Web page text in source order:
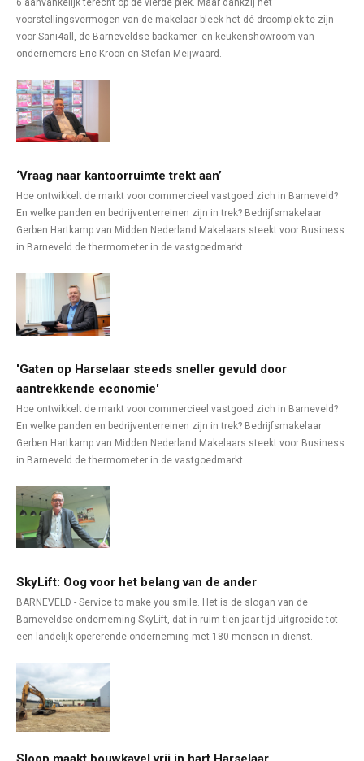
6 aanvankelijk terecht op de vierde plek. Maar dankzij het
voorstellingsvermogen van de makelaar bleek het dé droomplek te zijn
voor Sani4all, de Barneveldse badkamer- en keukenshowroom van
ondernemers Eric Kroon en Stefan Meijwaard.
‘Vraag naar kantoorruimte trekt aan’
Hoe ontwikkelt de markt voor commercieel vastgoed zich in Barneveld?
En welke panden en bedrijventerreinen zijn in trek? Bedrijfsmakelaar
Gerben Hartkamp van Midden Nederland Makelaars steekt voor Business
in Barneveld de thermometer in de vastgoedmarkt.
'Gaten op Harselaar steeds sneller gevuld door
aantrekkende economie'
Hoe ontwikkelt de markt voor commercieel vastgoed zich in Barneveld?
En welke panden en bedrijventerreinen zijn in trek? Bedrijfsmakelaar
Gerben Hartkamp van Midden Nederland Makelaars steekt voor Business
in Barneveld de thermometer in de vastgoedmarkt.
SkyLift: Oog voor het belang van de ander
BARNEVELD - Service to make you smile. Het is de slogan van de
Barneveldse onderneming SkyLift, dat in ruim tien jaar tijd uitgroeide tot
een landelijk opererende onderneming met 180 mensen in dienst.